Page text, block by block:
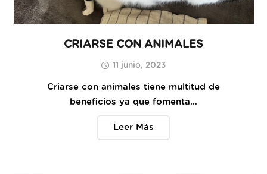
CRIARSE CON ANIMALES
11 junio, 2023
Criarse con animales tiene multitud de
beneficios ya que fomenta…
Leer Más